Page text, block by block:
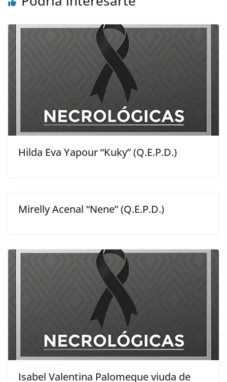
Hilda Eva Yapour “Kuky” (Q.E.P.D.)
Mirelly Acenal “Nene” (Q.E.P.D.)
Isabel Valentina Palomeque viuda de